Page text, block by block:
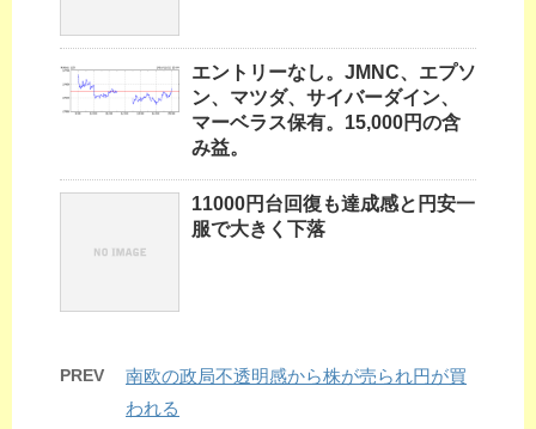
エントリーなし。JMNC、エプソ
ン、マツダ、サイバーダイン、
マーベラス保有。15,000円の含
み益。
11000円台回復も達成感と円安一
服で大きく下落
PREV
南欧の政局不透明感から株が売られ円が買
われる